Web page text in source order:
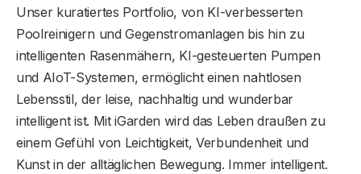
Unser kuratiertes Portfolio, von KI-verbesserten
Poolreinigern und Gegenstromanlagen bis hin zu
intelligenten Rasenmähern, KI-gesteuerten Pumpen
und AIoT-Systemen, ermöglicht einen nahtlosen
Lebensstil, der leise, nachhaltig und wunderbar
intelligent ist. Mit iGarden wird das Leben draußen zu
einem Gefühl von Leichtigkeit, Verbundenheit und
Kunst in der alltäglichen Bewegung. Immer intelligent.